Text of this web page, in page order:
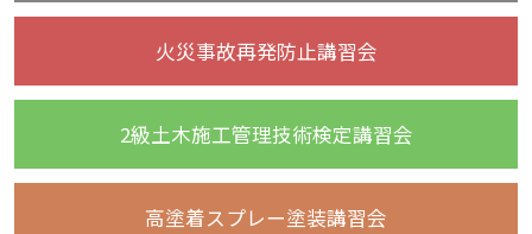
火災事故再発防止講習会
2級土木施工管理技術検定講習会
高塗着スプレー塗装講習会